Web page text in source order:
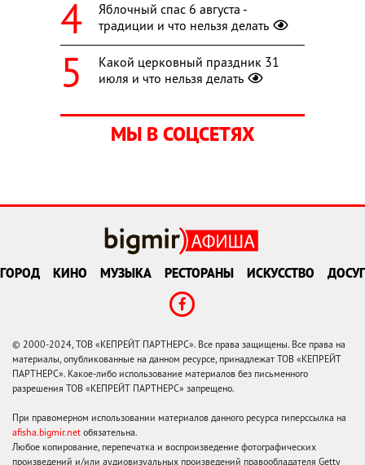
Яблочный спас 6 августа -
традиции и что нельзя делать
Какой церковный праздник 31
июля и что нельзя делать
МЫ В СОЦСЕТЯХ
ГОРОД КИНО МУЗЫКА РЕСТОРАНЫ ИСКУССТВО ДОСУГ
© 2000-2024, ТОВ «КЕПРЕЙТ ПАРТНЕРС». Все права защищены. Все права на
материалы, опубликованные на данном ресурсе, принадлежат ТОВ «КЕПРЕЙТ
ПАРТНЕРС». Какое-либо использование материалов без письменного
разрешения ТОВ «КЕПРЕЙТ ПАРТНЕРС» запрещено.
При правомерном использовании материалов данного ресурса гиперссылка на
afisha.bigmir.net обязательна.
Любое копирование, перепечатка и воспроизведение фотографических
произведений и/или аудиовизуальных произведений правообладателя Getty